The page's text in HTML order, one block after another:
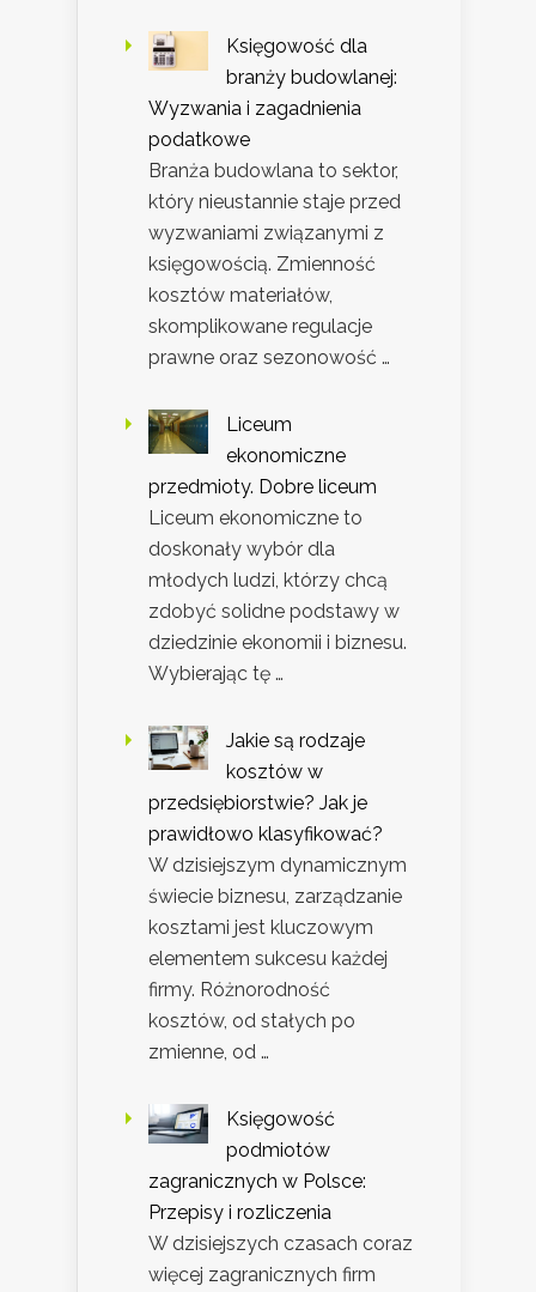
Księgowość dla
branży budowlanej:
Wyzwania i zagadnienia
podatkowe
Branża budowlana to sektor,
który nieustannie staje przed
wyzwaniami związanymi z
księgowością. Zmienność
kosztów materiałów,
skomplikowane regulacje
prawne oraz sezonowość …
Liceum
ekonomiczne
przedmioty. Dobre liceum
Liceum ekonomiczne to
doskonały wybór dla
młodych ludzi, którzy chcą
zdobyć solidne podstawy w
dziedzinie ekonomii i biznesu.
Wybierając tę …
Jakie są rodzaje
kosztów w
przedsiębiorstwie? Jak je
prawidłowo klasyfikować?
W dzisiejszym dynamicznym
świecie biznesu, zarządzanie
kosztami jest kluczowym
elementem sukcesu każdej
firmy. Różnorodność
kosztów, od stałych po
zmienne, od …
Księgowość
podmiotów
zagranicznych w Polsce:
Przepisy i rozliczenia
W dzisiejszych czasach coraz
więcej zagranicznych firm